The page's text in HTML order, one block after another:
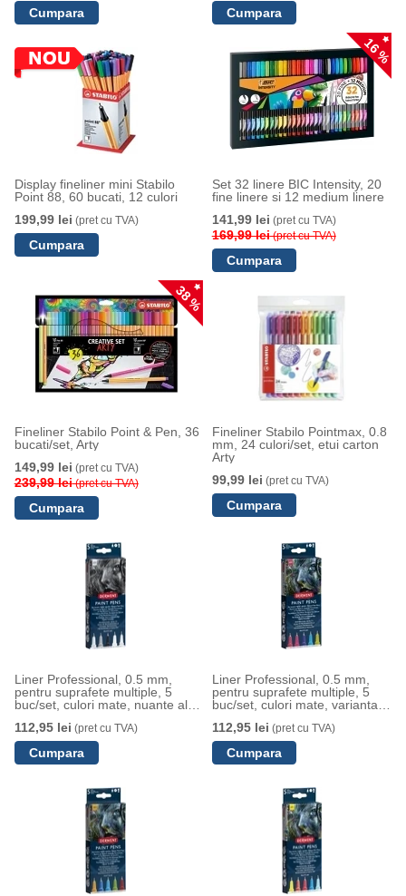
Display fineliner mini Stabilo
Point 88, 60 bucati, 12 culori
199,99 lei (pret cu TVA)
16 %
Set 32 linere BIC Intensity, 20
fine linere si 12 medium linere
141,99 lei (pret cu TVA)
169,99 lei(pret cu TVA)
38 %
Fineliner Stabilo Point & Pen, 36
bucati/set, Arty
149,99 lei (pret cu TVA)
239,99 lei(pret cu TVA)
Fineliner Stabilo Pointmax, 0.8
mm, 24 culori/set, etui carton
Arty
99,99 lei (pret cu TVA)
Liner Professional, 0.5 mm,
pentru suprafete multiple, 5
buc/set, culori mate, nuante alb-
112,95 lei (pret cu TVA)
Liner Professional, 0.5 mm,
pentru suprafete multiple, 5
buc/set, culori mate, varianta
112,95 lei (pret cu TVA)